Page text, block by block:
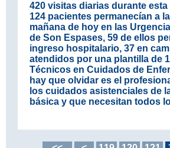
420 visitas diarias durante esta
124 pacientes permanecían a
mañana de hoy en las
de Son Espases, 59 de ellos
ingreso hospitalario, 37 en
atendidos por una plantilla de
Técnicos en Cuidados de
hay que olvidar es el
los cuidados asistenciales de
básica y que necesitan todos